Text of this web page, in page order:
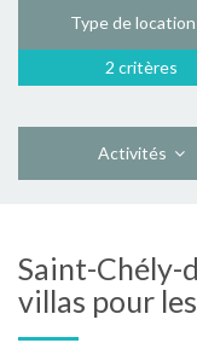
Type de location
2 critères
Activités
Saint-Chély-
villas pour